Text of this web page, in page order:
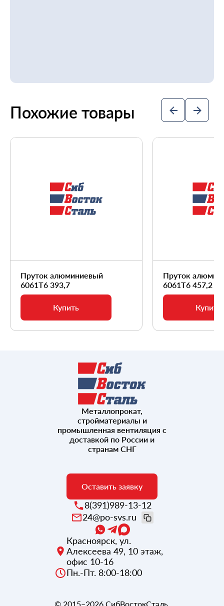
Похожие товары
Пруток алюминиевый
6061Т6 393,7
Купить
Пруток
6061Т6 457,2
Купить
Металлопрокат,
стройматериалы и
промышленная вентиляция с
доставкой по России и
странам СНГ
Оставить заявку
8(391)989-13-12
24@po-svs.ru
Красноярск, ул.
Алексеева 49, 10 этаж,
офис 10-16
Пн.-Пт. 8:00-18:00
© 2015–2026 СибВостокСталь